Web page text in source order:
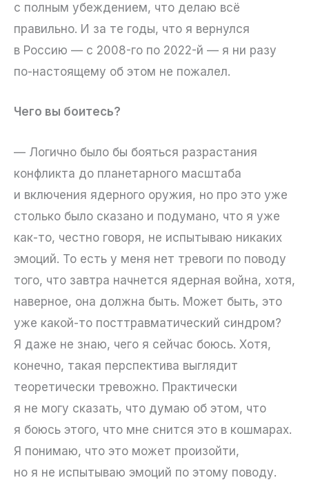
с полным убеждением, что делаю всё
правильно. И за те годы, что я вернулся
в Россию — с 2008-го по 2022-й — я ни разу
по-настоящему об этом не пожалел.
Чего вы боитесь?
— Логично было бы бояться разрастания
конфликта до планетарного масштаба
и включения ядерного оружия, но про это уже
столько было сказано и подумано, что я уже
как-то, честно говоря, не испытываю никаких
эмоций. То есть у меня нет тревоги по поводу
того, что завтра начнется ядерная война, хотя,
наверное, она должна быть. Может быть, это
уже какой-то посттравматический синдром?
Я даже не знаю, чего я сейчас боюсь. Хотя,
конечно, такая перспектива выглядит
теоретически тревожно. Практически
я не могу сказать, что думаю об этом, что
я боюсь этого, что мне снится это в кошмарах.
Я понимаю, что это может произойти,
но я не испытываю эмоций по этому поводу.